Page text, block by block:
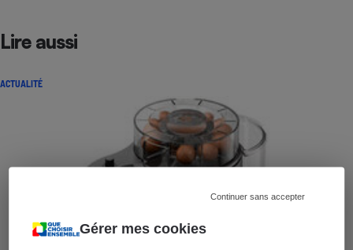
Gérer mes cookies
Continuer sans accepter
Lire aussi
ACTUALITÉ